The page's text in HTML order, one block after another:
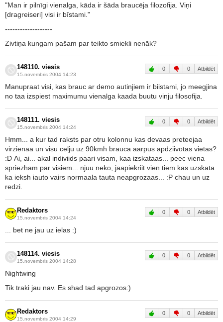
"Man ir pilnīgi vienalga, kāda ir šāda braucēja filozofija. Viņi
[dragreiseri] visi ir bīstami."
-------------------
Zivtiņa kungam pašam par teikto smiekli nenāk?
148110. viesis
15.novembris 2004 14:23
0 0 Atbildēt
Manupraat visi, kas brauc ar demo autinjiem ir biistami, jo meegjina
no taa izspiest maximumu vienalga kaada buutu vinju filosofija.
148111. viesis
15.novembris 2004 14:24
0 0 Atbildēt
Hmm... a kur tad raksts par otru kolonnu kas devaas preteejaa
virzienaa un visu celju uz 90kmh brauca aarpus apdziivotas vietas?
:D Ai, ai... akal indiviids paari visam, kaa izskataas... peec viena
spriezham par visiem... njuu neko, jaapiekriit vien tiem kas uzskata
ka ieksh iauto vairs normaala tauta neapgrozaas... :P chau un uz
redzi.
Redaktors
15.novembris 2004 14:24
0 0 Atbildēt
... bet ne jau uz ielas :)
148114. viesis
15.novembris 2004 14:28
0 0 Atbildēt
Nightwing
Tik traki jau nav. Es shad tad apgrozos:)
Redaktors
15.novembris 2004 14:29
0 0 Atbildēt